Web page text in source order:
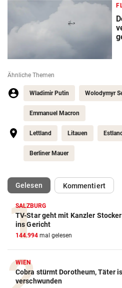
Ähnliche Themen
Wladimir Putin Wolodymyr
Emmanuel Macron
Lettland Litauen Estland
Berliner Mauer
Gelesen(ausgewählt)Kommentiert
SALZBURG
TV-Star geht mit Kanzler
ins Gericht
144.994 mal gelesen
WIEN
Cobra stürmt Dorotheum, Täter
verschwunden